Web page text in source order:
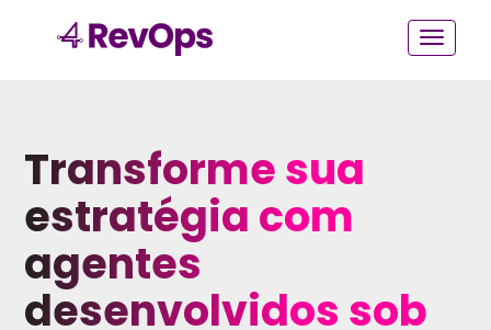
Transforme sua
estratégia com
agentes
desenvolvidos sob